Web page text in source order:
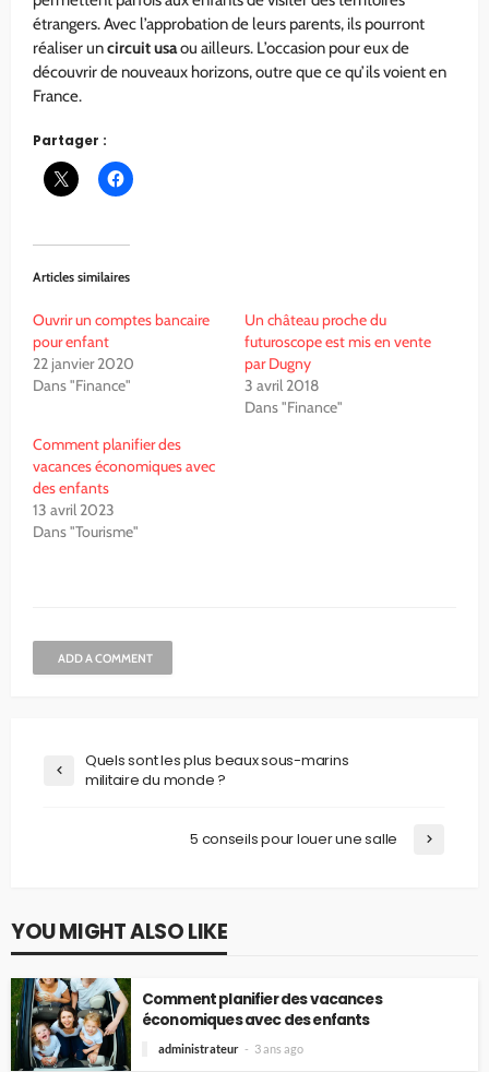
étrangers. Avec l’approbation de leurs parents, ils pourront
réaliser uncircuit usaou ailleurs. L’occasion pour eux de
découvrir de nouveaux horizons, outre que ce qu’ils voient en
France.
Partager :
Articles similaires
Ouvrir un comptes bancaire
pour enfant
22 janvier 2020
Dans "Finance"
Un château proche du
futuroscope est mis en vente
par Dugny
3 avril 2018
Dans "Finance"
Comment planifier des
vacances économiques avec
des enfants
13 avril 2023
Dans "Tourisme"
ADD A COMMENT
Quels sont les plus beaux sous-marins
militaire du monde ?
5 conseils pour louer une salle
YOU MIGHT ALSO LIKE
Comment planifier des vacances
économiques avec des enfants
administrateur 3 ans ago